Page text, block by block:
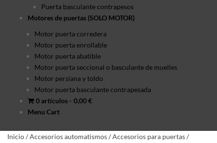
Puerta basculante contrapesos
Motores de puertas (SOLO MOTOR)
Motor puerta corredera
Motor puerta enrollable
Motor puerta abatible
Motor puerta seccional o basculante de muelles
Motor persiana y toldo
Motor puerta basculante contrapesada
0 artículos
0,00 €
Menu Cart
Inicio/Accesorios automatismos/Accesorios para puertas/